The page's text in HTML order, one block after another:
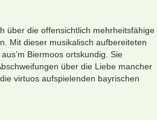
über die offensichtlich mehrheitsfähige
Mit dieser musikalisch aufbereiteten
Biermoos ortskundig. Sie
über die Liebe mancher
virtuos aufspielenden bayrischen